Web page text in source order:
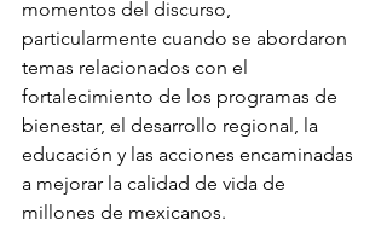
momentos del discurso,
particularmente cuando se abordaron
temas relacionados con el
fortalecimiento de los programas de
bienestar, el desarrollo regional, la
educación y las acciones encaminadas
a mejorar la calidad de vida de
millones de mexicanos.